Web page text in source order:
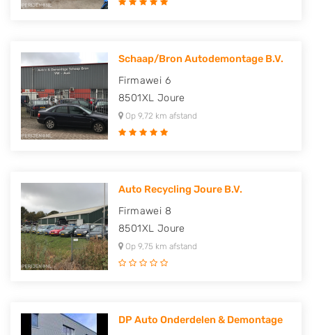
Schaap/Bron Autodemontage B.V.
Firmawei 6
8501XL Joure
Op 9,72 km afstand
Auto Recycling Joure B.V.
Firmawei 8
8501XL Joure
Op 9,75 km afstand
DP Auto Onderdelen & Demontage